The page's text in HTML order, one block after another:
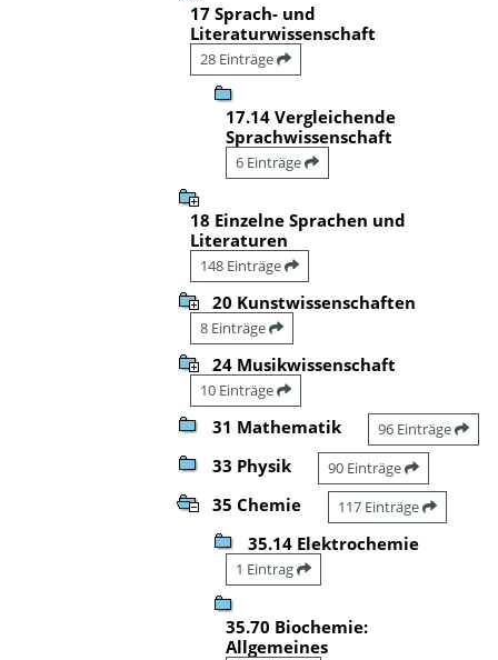
17 Sprach- und
Literaturwissenschaft
28 Einträge
17.14 Vergleichende
Sprachwissenschaft
6 Einträge
18 Einzelne Sprachen und
Literaturen
148 Einträge
20 Kunstwissenschaften
8 Einträge
24 Musikwissenschaft
10 Einträge
31 Mathematik 96 Einträge
33 Physik 90 Einträge
35 Chemie 117 Einträge
35.14 Elektrochemie
1 Eintrag
35.70 Biochemie:
Allgemeines